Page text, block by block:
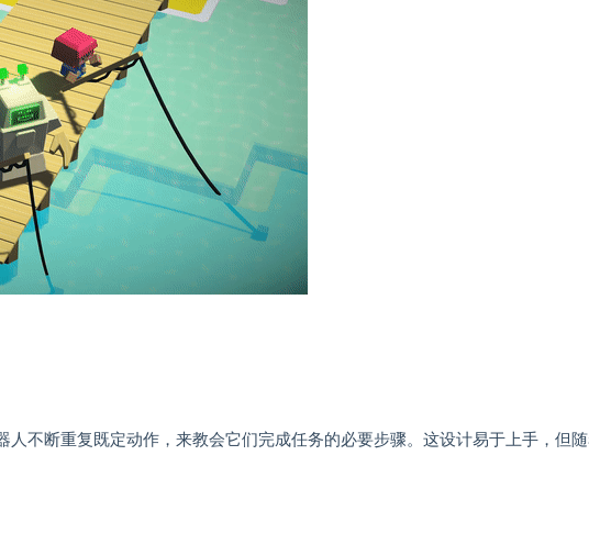
人不断重复既定动作，来教会它们完成任务的必要步骤。这设计易于上手，但